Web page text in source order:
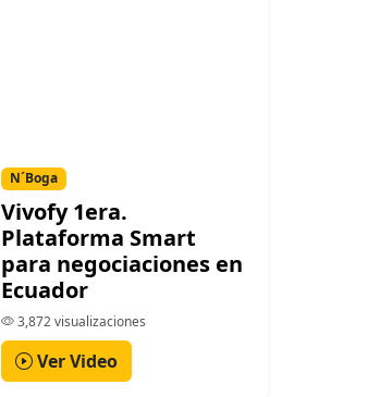
N´Boga
Vivofy 1era.
Plataforma Smart
para negociaciones en
Ecuador
3,872 visualizaciones
Ver Video